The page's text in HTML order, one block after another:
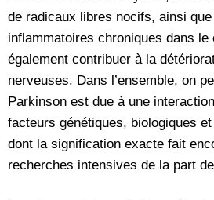
de radicaux libres nocifs, ainsi
inflammatoires chroniques dans le
également contribuer à la
nerveuses. Dans l’ensemble, on
Parkinson est due à une
facteurs génétiques, biologiques
dont la signification exacte fait
recherches intensives de la part